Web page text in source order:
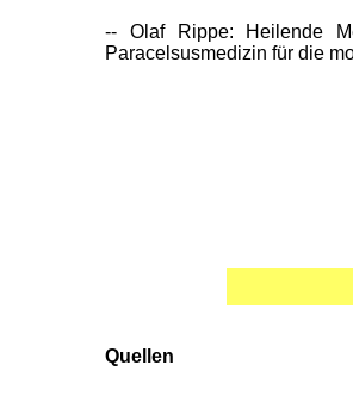
-- Olaf Rippe: Heilende
Paracelsusmedizin für die
Quellen